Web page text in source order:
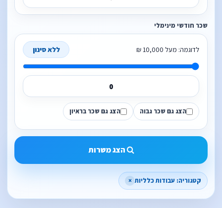
שכר חודשי מינימלי
לדוגמה: מעל 10,000 ₪ ללא סינון
הצג גם שכר גבוה הצג גם שכר בראיון
הצג משרות
קטגוריה: עבודות כלליות ×